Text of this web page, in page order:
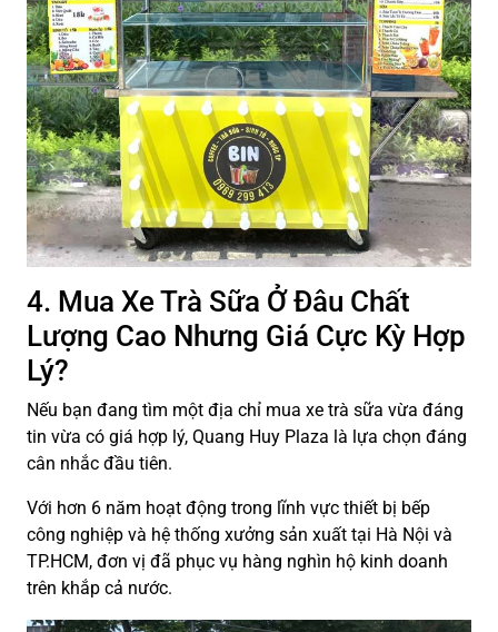
4. Mua Xe Trà Sữa Ở Đâu Chất
Lượng Cao Nhưng Giá Cực Kỳ Hợp
Lý?
Nếu bạn đang tìm một địa chỉ mua xe trà sữa vừa đáng
tin vừa có giá hợp lý, Quang Huy Plaza là lựa chọn đáng
cân nhắc đầu tiên.
Với hơn 6 năm hoạt động trong lĩnh vực thiết bị bếp
công nghiệp và hệ thống xưởng sản xuất tại Hà Nội và
TP.HCM, đơn vị đã phục vụ hàng nghìn hộ kinh doanh
trên khắp cả nước.